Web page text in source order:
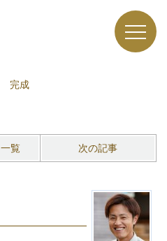
完成
一覧 次の記事